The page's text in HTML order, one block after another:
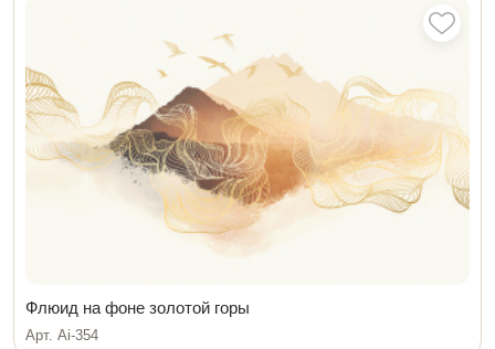
Флюид на фоне золотой горы
Арт. Ai-354